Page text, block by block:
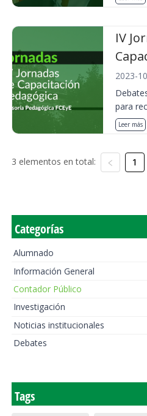
IV
2023-
para
Leer más
3 elementos en total: 1
Categorías
Alumnado
Información General
Contador Público
Investigación
Noticias institucionales
Debates
Tags